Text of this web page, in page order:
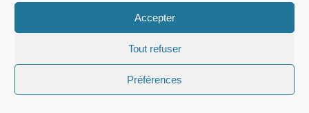
Accepter
Tout refuser
Préférences
madamezazaofmars
J’adore la bague au premier
regard moi aussi et je suis
d’accord, les vêtements c’est
fait pour qu’on s’ y sente